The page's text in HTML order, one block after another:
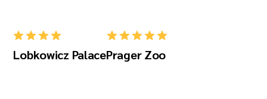
Lobkowicz PalacePrager Zoo